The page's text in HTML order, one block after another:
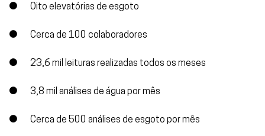
● Oito elevatórias de esgoto
● Cerca de 100 colaboradores
● 23,6 mil leituras realizadas todos os meses
● 3,8 mil análises de água por mês
● Cerca de 500 análises de esgoto por mês